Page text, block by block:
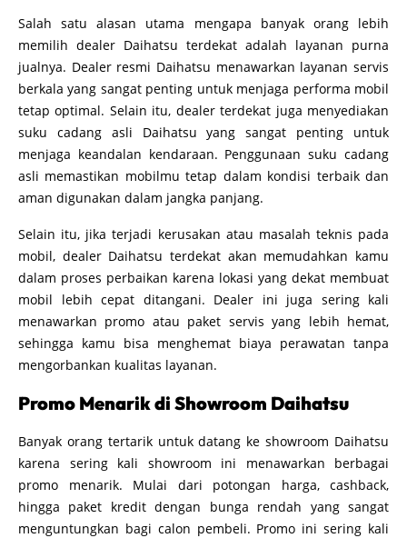
Salah satu alasan utama mengapa banyak orang lebih
memilih dealer Daihatsu terdekat adalah layanan purna
jualnya. Dealer resmi Daihatsu menawarkan layanan servis
berkala yang sangat penting untuk menjaga performa mobil
tetap optimal. Selain itu, dealer terdekat juga menyediakan
suku cadang asli Daihatsu yang sangat penting untuk
menjaga keandalan kendaraan. Penggunaan suku cadang
asli memastikan mobilmu tetap dalam kondisi terbaik dan
aman digunakan dalam jangka panjang.
Selain itu, jika terjadi kerusakan atau masalah teknis pada
mobil, dealer Daihatsu terdekat akan memudahkan kamu
dalam proses perbaikan karena lokasi yang dekat membuat
mobil lebih cepat ditangani. Dealer ini juga sering kali
menawarkan promo atau paket servis yang lebih hemat,
sehingga kamu bisa menghemat biaya perawatan tanpa
mengorbankan kualitas layanan.
Promo Menarik di Showroom Daihatsu
Banyak orang tertarik untuk datang ke showroom Daihatsu
karena sering kali showroom ini menawarkan berbagai
promo menarik. Mulai dari potongan harga, cashback,
hingga paket kredit dengan bunga rendah yang sangat
menguntungkan bagi calon pembeli. Promo ini sering kali